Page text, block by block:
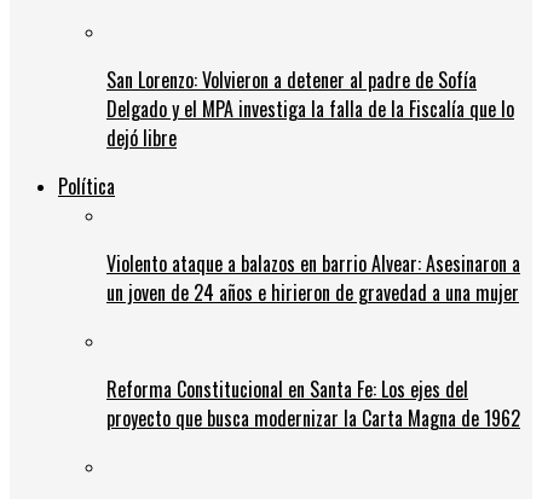
San Lorenzo: Volvieron a detener al padre de Sofía
Delgado y el MPA investiga la falla de la Fiscalía que lo
dejó libre
Política
Violento ataque a balazos en barrio Alvear: Asesinaron a
un joven de 24 años e hirieron de gravedad a una mujer
Reforma Constitucional en Santa Fe: Los ejes del
proyecto que busca modernizar la Carta Magna de 1962